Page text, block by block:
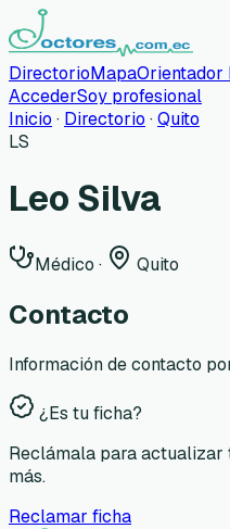
DirectorioMapaOrientador
AccederSoy profesional
Inicio · Directorio ·Quito
LS
Leo Silva
Médico · Quito
Contacto
Información de contacto
¿Es tu ficha?
Reclámala para actualizar
más.
Reclamar ficha